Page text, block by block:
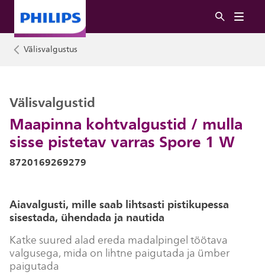
Välisvalgustus
Maapinna kohtvalgustid / mulla
sisse pistetav varras Spore 1 W
Välisvalgustid
8720169269279
Aiavalgusti, mille saab lihtsasti pistikupessa
sisestada, ühendada ja nautida
Katke suured alad ereda madalpingel töötava
valgusega, mida on lihtne paigutada ja ümber
paigutada